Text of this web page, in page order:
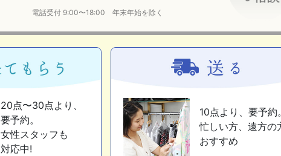
電話受付 9:00〜18:00 年末年始を除く
20点〜30点より、
要予約。
女性スタッフも
対応中!
10点より、要予約。
忙しい方、遠方の
おすすめ